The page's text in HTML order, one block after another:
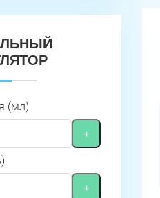
(мл)
+
+